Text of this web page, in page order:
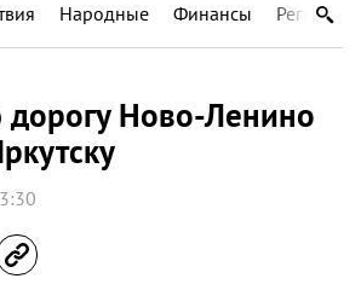
Народные Финансы Регионы
Ново-Ленино